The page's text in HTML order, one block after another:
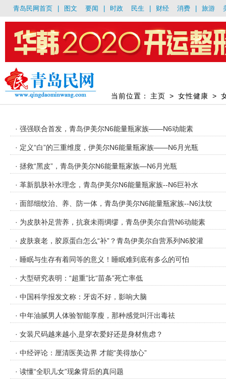
青岛民网首页 图文 要闻 时政 民生 财经 消费 旅游
当前位置： 主页 > 女性健康 >
· 强强联合首发，青岛伊美尔N6能量瓶家族——N6动能素
· 定义“白”的三重维度，伊美尔N6能量瓶家族——N6月光瓶
· 拯救“黑皮”，青岛伊美尔N6能量瓶家族—N6月光瓶
· 革新肌肤补水理念，青岛伊美尔N6能量瓶家族--N6巨补水
· 面部细纹治、养、防一体，青岛伊美尔N6能量瓶家族--N6汰纹
· 为皮肤补足营养，抗衰未雨绸缪，青岛伊美尔自营N6动能素
· 皮肤衰老，胶原蛋白怎么“补”？青岛伊美尔自营系列N6胶灌
· 睡眠与生存有着同等的意义！睡眠难到底有多么的可怕
· 大型研究表明：“超重”比“苗条”死亡率低
· 中国科学报发文称：牙齿不好，影响大脑
· 中年油腻男人体验智能享瘦，那种感觉叫汗出毒祛
· 女装尺码越来越小,是穿衣爱好还是身材焦虑？
· 中经评论：厘清医美边界 才能“美得放心”
· 读懂“全职儿女”现象背后的真问题